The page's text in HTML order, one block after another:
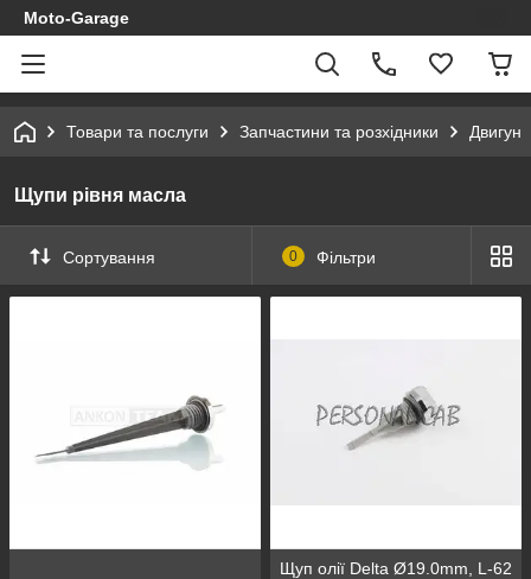
Moto-Garage
Товари та послуги Запчастини та розхідники Двигун
Щупи рівня масла
Сортування 0 Фільтри
Щуп олії Delta Ø19.0mm, L-62